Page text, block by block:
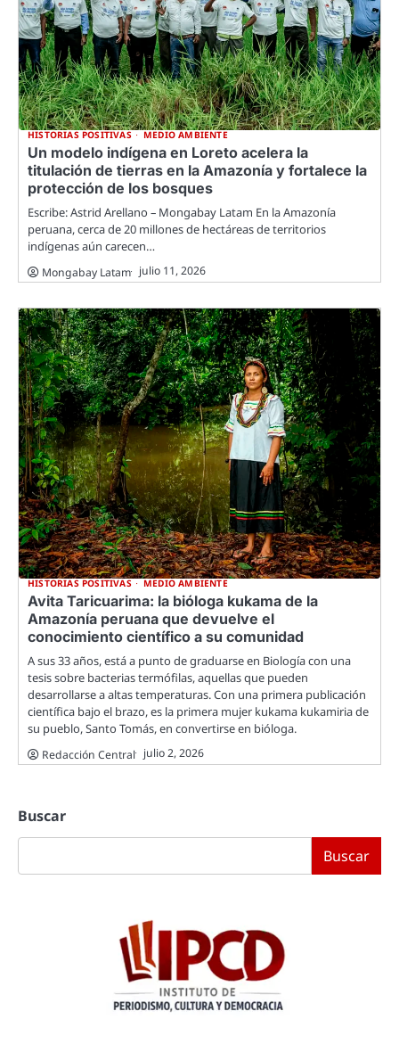
HISTORIAS POSITIVAS MEDIO AMBIENTE
Un modelo indígena en Loreto acelera la
titulación de tierras en la Amazonía y fortalece la
protección de los bosques
Escribe: Astrid Arellano – Mongabay Latam En la Amazonía
peruana, cerca de 20 millones de hectáreas de territorios
indígenas aún carecen…
Mongabay Latam julio 11, 2026
HISTORIAS POSITIVAS MEDIO AMBIENTE
Avita Taricuarima: la bióloga kukama de la
Amazonía peruana que devuelve el
conocimiento científico a su comunidad
A sus 33 años, está a punto de graduarse en Biología con una
tesis sobre bacterias termófilas, aquellas que pueden
desarrollarse a altas temperaturas. Con una primera publicación
científica bajo el brazo, es la primera mujer kukama kukamiria de
su pueblo, Santo Tomás, en convertirse en bióloga.
Redacción Central julio 2, 2026
Buscar
Buscar